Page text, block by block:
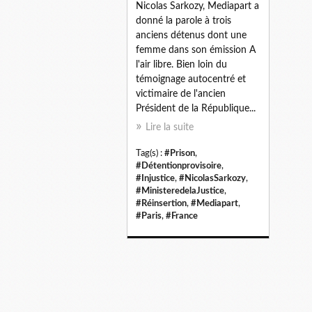
Nicolas Sarkozy, Mediapart a
donné la parole à trois
anciens détenus dont une
femme dans son émission A
l'air libre. Bien loin du
témoignage autocentré et
victimaire de l'ancien
Président de la République...
Lire la suite
Tag(s) : #Prison,
#Détentionprovisoire,
#Injustice, #NicolasSarkozy,
#MinisteredelaJustice,
#Réinsertion, #Mediapart,
#Paris, #France